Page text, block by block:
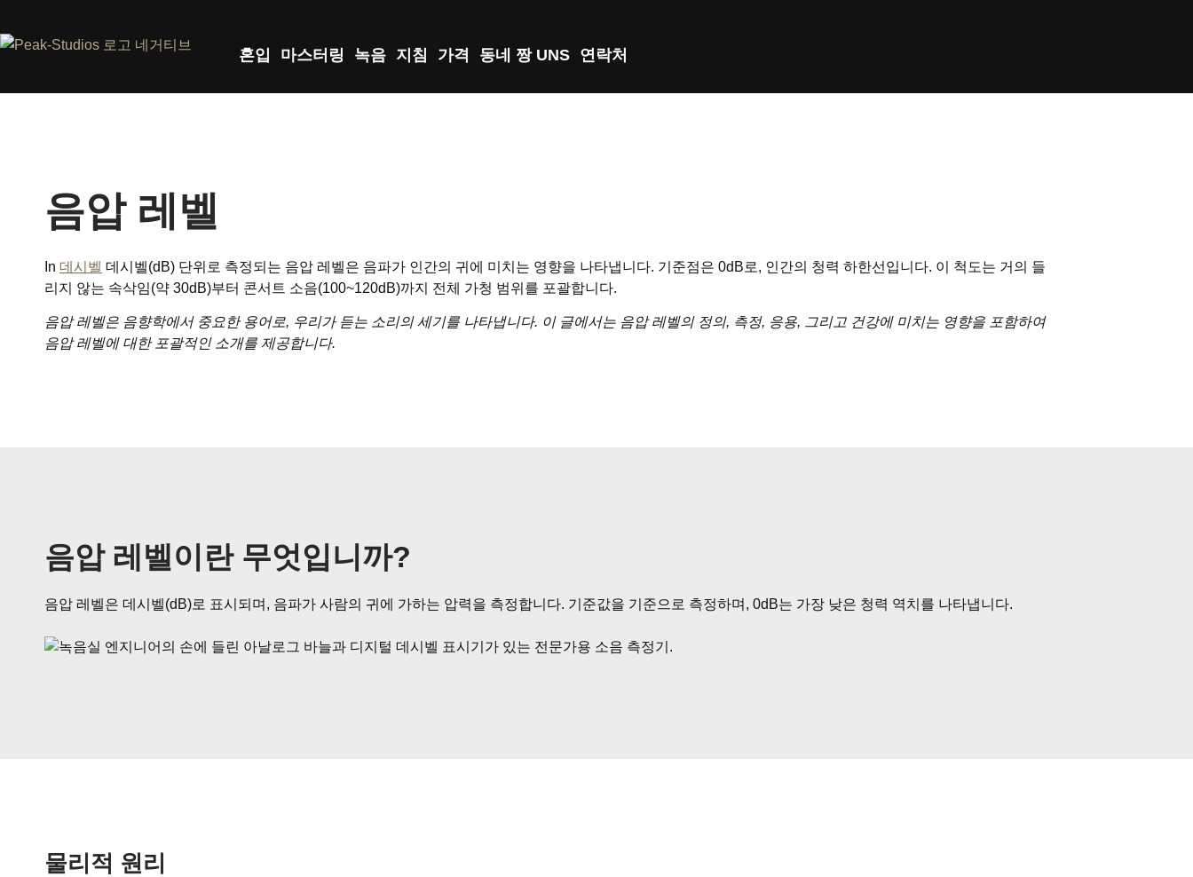
혼입 마스터링 녹음 지침 가격 동네 짱 UNS 연락처
음압 레벨
In 데시벨 데시벨(dB) 단위로 측정되는 음압 레벨은 음파가 인간의 귀에 미치는 영향을 나타냅니다. 기준점은 0dB로, 인간의 청력 하한선입니다. 이 척도는 거의 들
리지 않는 속삭임(약 30dB)부터 콘서트 소음(100~120dB)까지 전체 가청 범위를 포괄합니다.
음압 레벨은 음향학에서 중요한 용어로, 우리가 듣는 소리의 세기를 나타냅니다. 이 글에서는 음압 레벨의 정의, 측정, 응용, 그리고 건강에 미치는 영향을 포함하여
음압 레벨에 대한 포괄적인 소개를 제공합니다.
음압 레벨이란 무엇입니까?
음압 레벨은 데시벨(dB)로 표시되며, 음파가 사람의 귀에 가하는 압력을 측정합니다. 기준값을 기준으로 측정하며, 0dB는 가장 낮은 청력 역치를 나타냅니다.
물리적 원리